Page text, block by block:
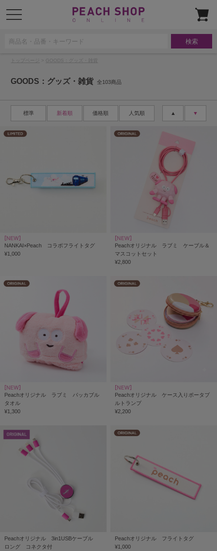
t
o
o
GOODS：グッズ・雑貨
GOODS：グッズ・雑貨 全103商品
標準 新着順 価格順 人気順 ▼
▲
NANKAI×Peach コラボフライトタグ
¥1,000
Peachオリジナル ラブミ ケーブル＆
マスコットセット
¥2,800
Peachオリジナル ラブミ パッカブル
タオル
¥1,300
Peachオリジナル ケース入りポータブ
ルトランプ
¥2,200
Peachオリジナル 3in1USBケーブル
ロング コネクタ付
Peachオリジナル フライトタグ
¥1,000